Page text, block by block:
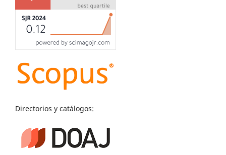
Directorios y catálogos: